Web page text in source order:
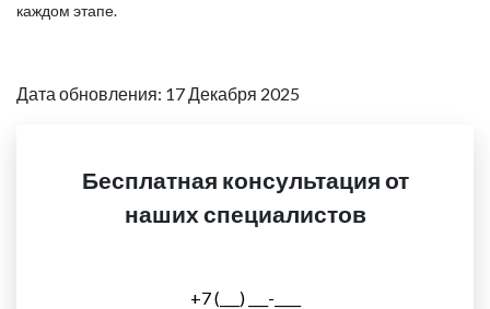
каждом этапе.
Дата обновления: 17 Декабря 2025
Бесплатная консультация от
наших специалистов